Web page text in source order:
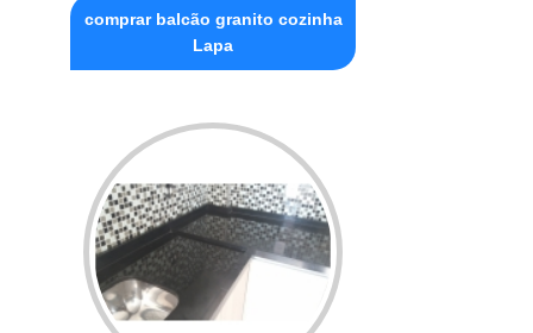
comprar balcão granito cozinha
Lapa